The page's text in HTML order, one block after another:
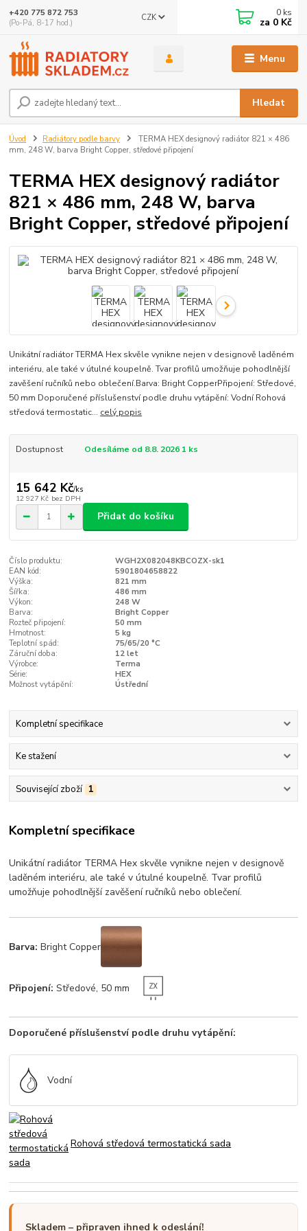
Menu
CZK
Hledat
+420 775 872 753
(Po-Pá, 8-17 hod.)
0 ks
za 0 Kč
Úvod Radiátory podle barvy
TERMA HEX designový radiátor 821 × 486
mm, 248 W, barva Bright Copper, středové připojení
TERMA HEX designový radiátor
821 × 486 mm, 248 W, barva
Bright Copper, středové připojení
Unikátní radiátor TERMA Hex skvěle vynikne nejen v designově laděném
interiéru, ale také v útulné koupelně. Tvar profilů umožňuje pohodlnější
zavěšení ručníků nebo oblečení.Barva: Bright CopperPřipojení: Středové,
50 mm Doporučené příslušenství podle druhu vytápění: Vodní Rohová
středová termostatic... celý popis
Dostupnost Odesíláme od 8.8. 2026 1 ks
15 642 Kč/ks
12 927 Kč bez DPH
Přidat do košíku
Číslo produktu:
WGH2X082048KBCOZX-sk1
EAN kód:
5901804658822
Výška:
821 mm
Šířka:
486 mm
Výkon:
248 W
Barva:
Bright Copper
Rozteč připojení:
50 mm
Hmotnost:
5 kg
Teplotní spád:
75/65/20 °C
Záruční doba:
12 let
Výrobce:
Terma
Série:
HEX
Možnost vytápění:
Ústřední
Kompletní specifikace
Ke stažení
Související zboží 1
Kompletní specifikace
Unikátní radiátor TERMA Hex skvěle vynikne nejen v designově
laděném interiéru, ale také v útulné koupelně. Tvar profilů
umožňuje pohodlnější zavěšení ručníků nebo oblečení.
Barva: Bright Copper
Připojení: Středové, 50 mm
Doporučené příslušenství podle druhu vytápění:
Vodní
Rohová středová termostatická sada
Skladem – připraven ihned k odeslání!